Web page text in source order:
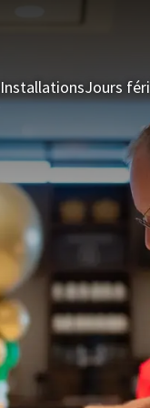
InstallationsJours